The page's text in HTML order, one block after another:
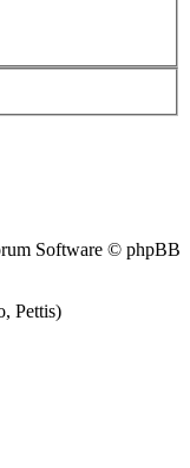
Software © phpBB
Pettis)